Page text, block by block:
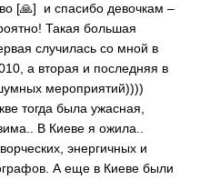
[🙏] и спасибо девочкам –
Такая большая
случилась со мной в
а вторая и последняя в
мероприятий))))
тогда была ужасная,
В Киеве я ожила..
энергичных и
А еще в Киеве были